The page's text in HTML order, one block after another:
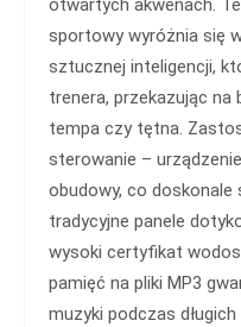
otwartych akwenach.
sportowy wyróżnia się
sztucznej inteligencji,
trenera, przekazując
tempa czy tętna.
sterowanie –
obudowy, co doskonale
tradycyjne panele
wysoki certyfikat
pamięć na pliki MP3
muzyki podczas